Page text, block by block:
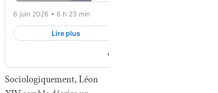
Sociologiquement, Léon